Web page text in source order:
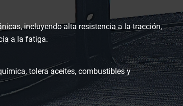
incluyendo alta resistencia a la tracción,
a la fatiga.
tolera aceites, combustibles y